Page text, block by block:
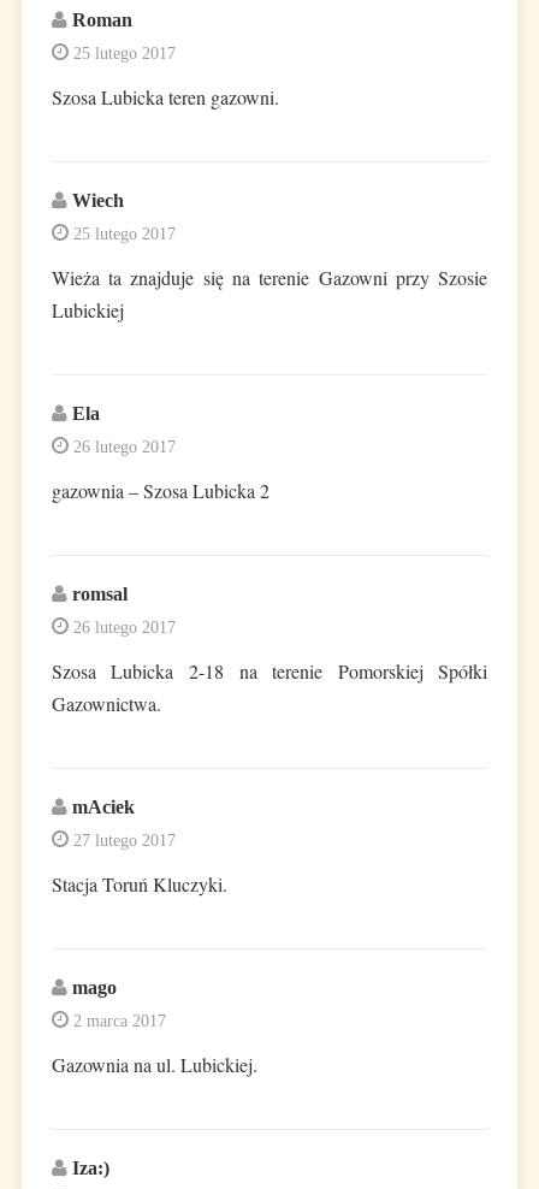
Roman
25 lutego 2017
Szosa Lubicka teren gazowni.
Wiech
25 lutego 2017
Wieża ta znajduje się na terenie Gazowni przy Szosie
Lubickiej
Ela
26 lutego 2017
gazownia – Szosa Lubicka 2
romsal
26 lutego 2017
Szosa Lubicka 2-18 na terenie Pomorskiej Spółki
Gazownictwa.
mAciek
27 lutego 2017
Stacja Toruń Kluczyki.
mago
2 marca 2017
Gazownia na ul. Lubickiej.
Iza:)